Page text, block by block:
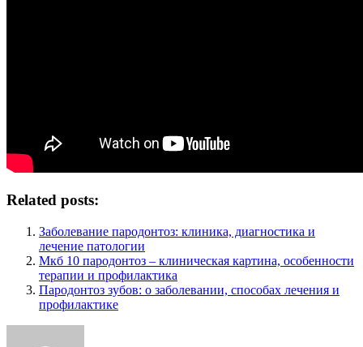
Related posts:
Заболевание пародонтоз: клиника, диагностика и
лечение патологии
Мкб 10 пародонтоз – клиническая картина, особенности
терапии и профилактика
Пародонтоз зубов: о заболевании, способах лечения и
профилактике